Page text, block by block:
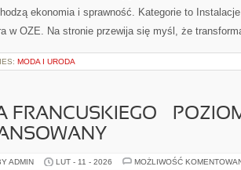
ekonomia i sprawność. Kategorie to
w OZE. Na stronie przewija się myśl, że
MODA I URODA
FRANCUSKIEGO –
ADMIN LUT - 11 - 2026 MOŻLIWOŚĆ